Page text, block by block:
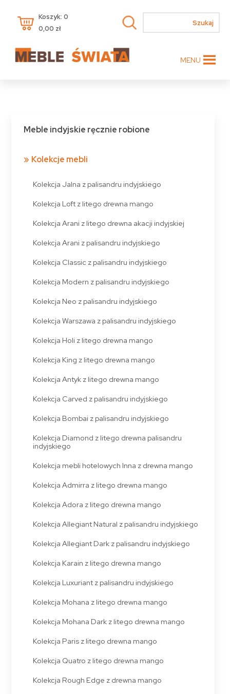
Koszyk: 0
0,00 zł
MENU
Meble indyjskie ręcznie robione
Kolekcje mebli
Kolekcja Jalna z palisandru indyjskiego
Kolekcja Loft z litego drewna mango
Kolekcja Arani z litego drewna akacji indyjskiej
Kolekcja Arani z palisandru indyjskiego
Kolekcja Classic z palisandru indyjskiego
Kolekcja Modern z palisandru indyjskiego
Kolekcja Neo z palisandru indyjskiego
Kolekcja Warszawa z palisandru indyjskiego
Kolekcja Holi z litego drewna mango
Kolekcja King z litego drewna mango
Kolekcja Antyk z litego drewna mango
Kolekcja Carved z palisandru indyjskiego
Kolekcja Bombai z palisandru indyjskiego
Kolekcja Diamond z litego drewna palisandru
indyjskiego
Kolekcja mebli hotelowych Inna z drewna mango
Kolekcja Admirra z litego drewna mango
Kolekcja Adora z litego drewna mango
Kolekcja Allegiant Natural z palisandru indyjskiego
Kolekcja Allegiant Dark z palisandru indyjskiego
Kolekcja Karain z litego drewna mango
Kolekcja Luxuriant z palisandru indyjskiego
Kolekcja Mohana z litego drewna mango
Kolekcja Mohana Dark z litego drewna mango
Kolekcja Paris z litego drewna mango
Kolekcja Quatro z litego drewna mango
Kolekcja Rough Edge z drewna mango